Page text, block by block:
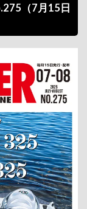
（7月15日